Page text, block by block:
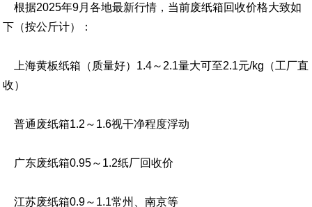
根据2025年9月各地最新行情，当前废纸箱回收价格大致如
下（按公斤计）：
上海黄板纸箱（质量好）1.4～2.1量大可至2.1元/kg（工厂直
收）
普通废纸箱1.2～1.6视干净程度浮动
广东废纸箱0.95～1.2纸厂回收价
江苏废纸箱0.9～1.1常州、南京等